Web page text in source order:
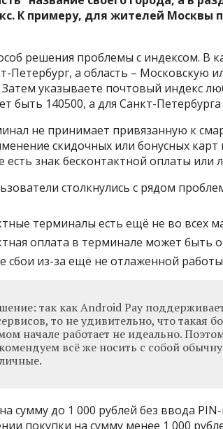
К примеру, для жителей Москвы
решения проблемы с индексом. В
Петербург, а область – Московскую
указываете почтовый индекс
быть 140500, а для Санкт-Петербурга
не принимает привязанную к
скидочных или бонусных карт
есть знак бесконтактной оплаты или
столкнулись с рядом
терминалы есть ещё не во всех
оплата в терминале может быть
сбои из-за ещё не отлаженной
так как Android Pay
то не удивительно, что такая
начале работает не идеально.
всё же носить с собой
сумму до 1 000 рублей без ввода
покупки на сумму менее 1 000